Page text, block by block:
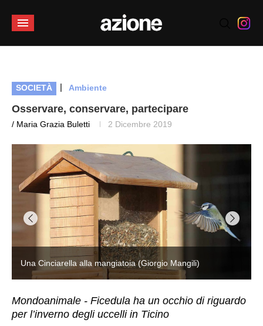
SOCIETÀ | Ambiente
Osservare, conservare, partecipare
/ Maria Grazia Buletti 2 Dicembre 2019
Una Cinciarella alla mangiatoia (Giorgio Mangili)
Mondoanimale - Ficedula ha un occhio di riguardo
per l’inverno degli uccelli in Ticino